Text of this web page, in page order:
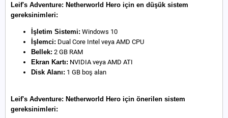
Leif's Adventure: Netherworld Hero için en düşük sistem
gereksinimleri:
İşletim Sistemi: Windows 10
İşlemci: Dual Core Intel veya AMD CPU
Bellek: 2 GB RAM
Ekran Kartı: NVIDIA veya AMD ATI
Disk Alanı: 1 GB boş alan
Leif's Adventure: Netherworld Hero için önerilen sistem
gereksinimleri: